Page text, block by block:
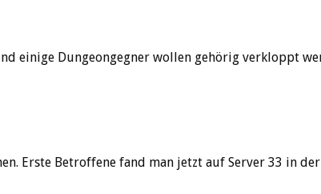
einige Dungeongegner wollen gehörig verkloppt
Erste Betroffene fand man jetzt auf Server 33 in